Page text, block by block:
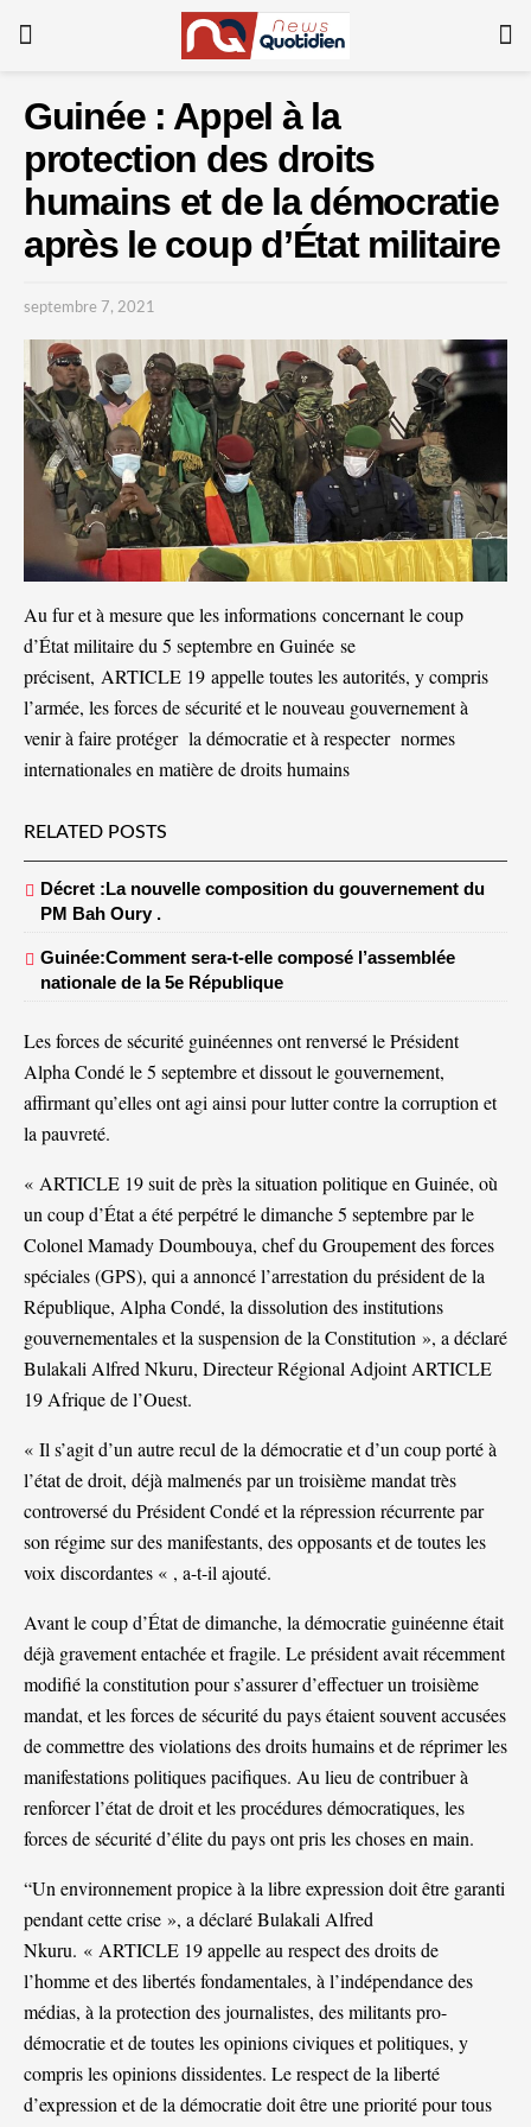
Guinée : Appel à la
protection des droits
humains et de la démocratie
après le coup d’État militaire
septembre 7, 2021
Au fur et à mesure que les informations concernant le coup
d’État militaire du 5 septembre en Guinée se
précisent, ARTICLE 19 appelle toutes les autorités, y compris
l’armée, les forces de sécurité et le nouveau gouvernement à
venir à faire protéger la démocratie et à respecter normes
internationales en matière de droits humains
RELATED POSTS
Décret :La nouvelle composition du gouvernement du
PM Bah Oury .
Guinée:Comment sera-t-elle composé l’assemblée
nationale de la 5e République
Les forces de sécurité guinéennes ont renversé le Président
Alpha Condé le 5 septembre et dissout le gouvernement,
affirmant qu’elles ont agi ainsi pour lutter contre la corruption et
la pauvreté.
« ARTICLE 19 suit de près la situation politique en Guinée, où
un coup d’État a été perpétré le dimanche 5 septembre par le
Colonel Mamady Doumbouya, chef du Groupement des forces
spéciales (GPS), qui a annoncé l’arrestation du président de la
République, Alpha Condé, la dissolution des institutions
gouvernementales et la suspension de la Constitution », a déclaré
Bulakali Alfred Nkuru, Directeur Régional Adjoint ARTICLE
19 Afrique de l’Ouest.
« Il s’agit d’un autre recul de la démocratie et d’un coup porté à
l’état de droit, déjà malmenés par un troisième mandat très
controversé du Président Condé et la répression récurrente par
son régime sur des manifestants, des opposants et de toutes les
voix discordantes « , a-t-il ajouté.
Avant le coup d’État de dimanche, la démocratie guinéenne était
déjà gravement entachée et fragile. Le président avait récemment
modifié la constitution pour s’assurer d’effectuer un troisième
mandat, et les forces de sécurité du pays étaient souvent accusées
de commettre des violations des droits humains et de réprimer les
manifestations politiques pacifiques. Au lieu de contribuer à
renforcer l’état de droit et les procédures démocratiques, les
forces de sécurité d’élite du pays ont pris les choses en main.
“Un environnement propice à la libre expression doit être garanti
pendant cette crise », a déclaré Bulakali Alfred
Nkuru. « ARTICLE 19 appelle au respect des droits de
l’homme et des libertés fondamentales, à l’indépendance des
médias, à la protection des journalistes, des militants pro-
démocratie et de toutes les opinions civiques et politiques, y
compris les opinions dissidentes. Le respect de la liberté
d’expression et de la démocratie doit être une priorité pour tous